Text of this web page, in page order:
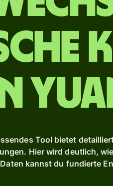
Tool bietet
Hier wird deutlich,
kannst du fundierte